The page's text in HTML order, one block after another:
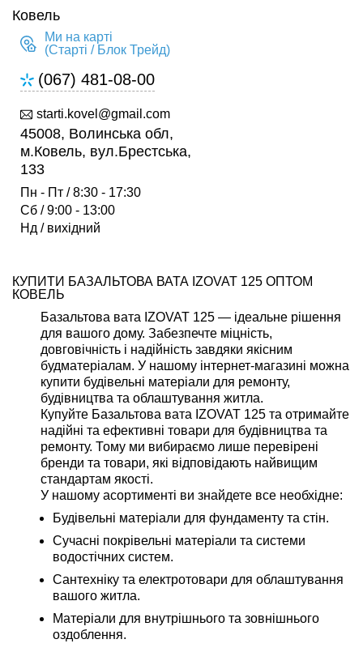
Ковель
Ми на карті
(Старті / Блок Трейд)
(067) 481-08-00
starti.kovel@gmail.com
45008, Волинська обл,
м.Ковель, вул.Брестська,
133
Пн - Пт / 8:30 - 17:30
Сб / 9:00 - 13:00
Нд / вихідний
КУПИТИ БАЗАЛЬТОВА ВАТА IZOVAT 125 ОПТОМ
КОВЕЛЬ
Базальтова вата IZOVAT 125 — ідеальне рішення
для вашого дому. Забезпечте міцність,
довговічність і надійність завдяки якісним
будматеріалам. У нашому інтернет-магазині можна
купити будівельні матеріали для ремонту,
будівництва та облаштування житла.
Купуйте Базальтова вата IZOVAT 125 та отримайте
надійні та ефективні товари для будівництва та
ремонту. Тому ми вибираємо лише перевірені
бренди та товари, які відповідають найвищим
стандартам якості.
У нашому асортименті ви знайдете все необхідне:
Будівельні матеріали для фундаменту та стін.
Сучасні покрівельні матеріали та системи
водостічних систем.
Сантехніку та електротовари для облаштування
вашого житла.
Матеріали для внутрішнього та зовнішнього
оздоблення.